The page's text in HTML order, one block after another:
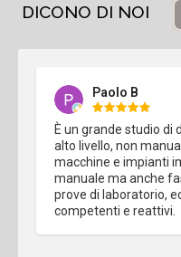
DICONO DI NOI
Paolo B
È un grande studio di
alto livello, non
macchine e impianti
manuale ma anche
prove di laboratorio,
competenti e reattivi.